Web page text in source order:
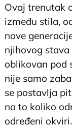
Ovaj trenutak
između stila,
nove
njihovog
oblikovan pod
nije samo
se postavlja
na to koliko
određeni